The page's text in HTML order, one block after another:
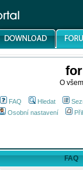
O
FAQ Hledat
Osobní nastavení
FAQ